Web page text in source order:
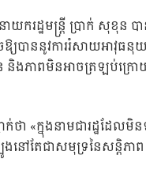
ករដ្ឋមន្រ្តី ប្រាក់ សុខុន ប
ឱ្យបាននូវការរំសាយអាវុធ
ភាពមិនអាចត្រឡប់ក្រោយ
ា «ក្នុងនាមជារដ្ឋដែលមិ
ងនៅតែជាសមុទ្រនៃសន្តិភ